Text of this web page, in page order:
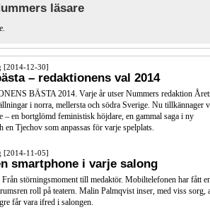
läsare
[2014-12-30]
– redaktionens val 2014
BÄSTA 2014. Varje år utser Nummers redaktion
i norra, mellersta och södra Sverige. Nu tillkännager
– en bortglömd feministisk höjdare, en gammal saga i ny
en Tjechov som anpassas för varje spelplats.
[2014-11-05]
smartphone i varje salong
störningsmoment till medaktör. Mobiltelefonen har fått
roll på teatern. Malin Palmqvist inser, med viss sorg,
får vara ifred i salongen.